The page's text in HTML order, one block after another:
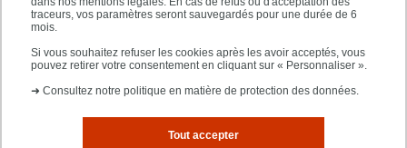
traceurs, vos paramètres seront sauvegardés pour une durée de 6
mois.
Si vous souhaitez refuser les cookies après les avoir acceptés, vous
pouvez retirer votre consentement en cliquant sur « Personnaliser ».
➜ Consultez notre politique en matière de protection des données.
Tout accepter
ACCÈS RAPIDES